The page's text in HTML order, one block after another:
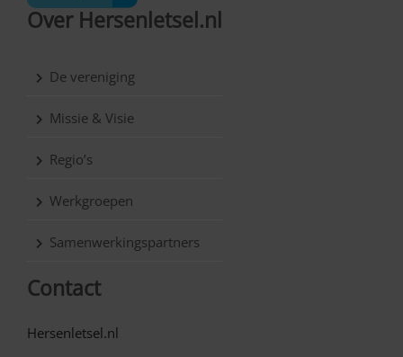
Over Hersenletsel.nl
De vereniging
Missie & Visie
Regio’s
Werkgroepen
Samenwerkingspartners
Contact
Hersenletsel.nl